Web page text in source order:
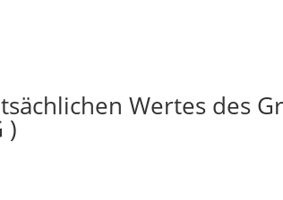
Wertes des
)